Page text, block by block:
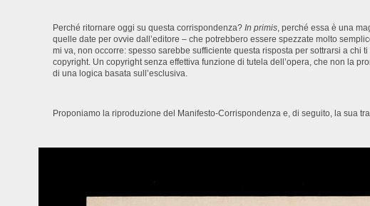
Perché ritornare oggi su questa corrispondenza? In primis, perché essa è una
quelle date per ovvie dall’editore – che potrebbero essere spezzate molto
mi va, non occorre: spesso sarebbe sufficiente questa risposta per sottrarsi a
copyright. Un copyright senza effettiva funzione di tutela dell’opera, che non la
di una logica basata sull’esclusiva.
Proponiamo la riproduzione del Manifesto-Corrispondenza e, di seguito, la sua